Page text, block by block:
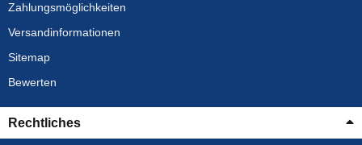
Zahlungsmöglichkeiten
Versandinformationen
Sitemap
Bewerten
Rechtliches